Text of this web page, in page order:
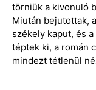
törniük a kivonuló
Miután bejutottak,
székely kaput, és
téptek ki, a román
mindezt tétlenül